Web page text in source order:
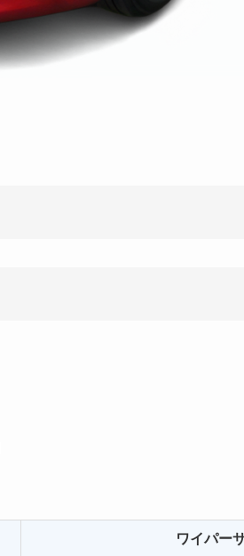
ワイパー